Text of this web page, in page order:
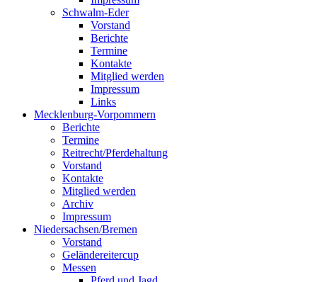
Schwalm-Eder
Vorstand
Berichte
Termine
Kontakte
Mitglied werden
Impressum
Links
Mecklenburg-Vorpommern
Berichte
Termine
Reitrecht/Pferdehaltung
Vorstand
Kontakte
Mitglied werden
Archiv
Impressum
Niedersachsen/Bremen
Vorstand
Geländereitercup
Messen